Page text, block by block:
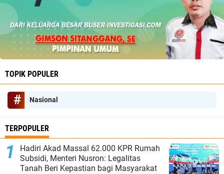
TOPIK POPULER
Nasional
TERPOPULER
Hadiri Akad Massal 62.000 KPR Rumah
Subsidi, Menteri Nusron: Legalitas
Tanah Beri Kepastian bagi Masyarakat